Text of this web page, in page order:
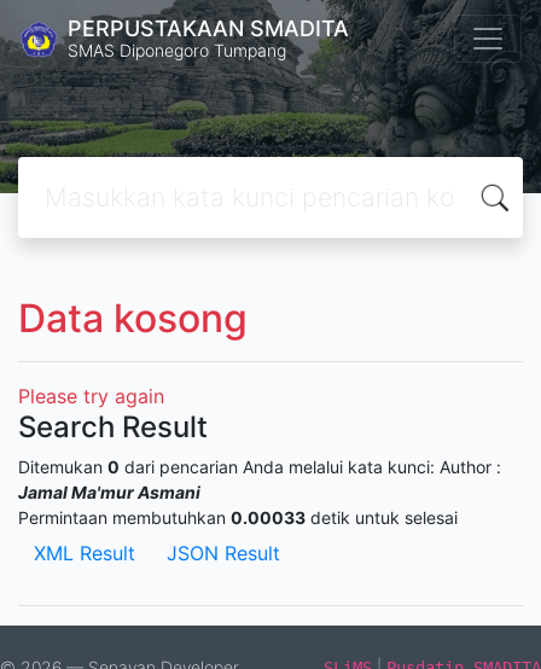
PERPUSTAKAAN SMADITA
SMAS Diponegoro Tumpang
Data kosong
Please try again
Search Result
Ditemukan 0 dari pencarian Anda melalui kata kunci: Author :
Jamal Ma'mur Asmani
Permintaan membutuhkan 0.00033 detik untuk selesai
XML Result JSON Result